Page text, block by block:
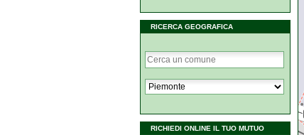
RICERCA GEOGRAFICA
RICHIEDI ONLINE IL TUO MUTUO